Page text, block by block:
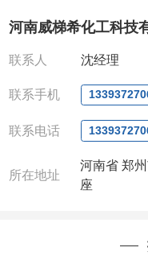
作中有用到的试
:0371-
联系人: 沈晓东(
河南威梯希化工科技
联系人 沈经理
联系手机
联系电话
所在地址
河南省 郑
座